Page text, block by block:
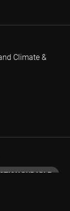
Climate &
DURABLE